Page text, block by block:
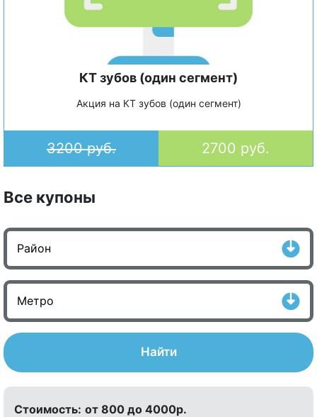
КТ зубов (один сегмент)
Акция на КТ зубов (один сегмент)
3200 руб. 2700 руб.
Все купоны
Найти
Стоимость: от 800 до 4000р.